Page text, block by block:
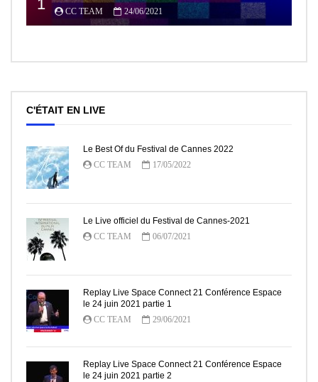
1 CC TEAM 24/06/2021
C'ÉTAIT EN LIVE
Le Best Of du Festival de Cannes 2022
CC TEAM
17/05/2022
Le Live officiel du Festival de Cannes-2021
CC TEAM
06/07/2021
Replay Live Space Connect 21 Conférence Espace
le 24 juin 2021 partie 1
CC TEAM
29/06/2021
Replay Live Space Connect 21 Conférence Espace
le 24 juin 2021 partie 2